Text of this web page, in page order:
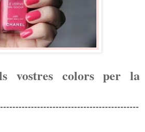
vostres colors per la